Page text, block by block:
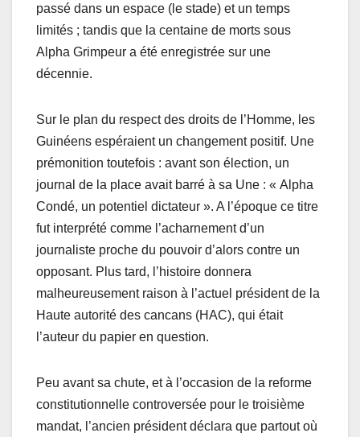
passé dans un espace (le stade) et un temps
limités ; tandis que la centaine de morts sous
Alpha Grimpeur a été enregistrée sur une
décennie.
Sur le plan du respect des droits de l’Homme, les
Guinéens espéraient un changement positif. Une
prémonition toutefois : avant son élection, un
journal de la place avait barré à sa Une : « Alpha
Condé, un potentiel dictateur ». A l’époque ce titre
fut interprété comme l’acharnement d’un
journaliste proche du pouvoir d’alors contre un
opposant. Plus tard, l’histoire donnera
malheureusement raison à l’actuel président de la
Haute autorité des cancans (HAC), qui était
l’auteur du papier en question.
Peu avant sa chute, et à l’occasion de la reforme
constitutionnelle controversée pour le troisième
mandat, l’ancien président déclara que partout où